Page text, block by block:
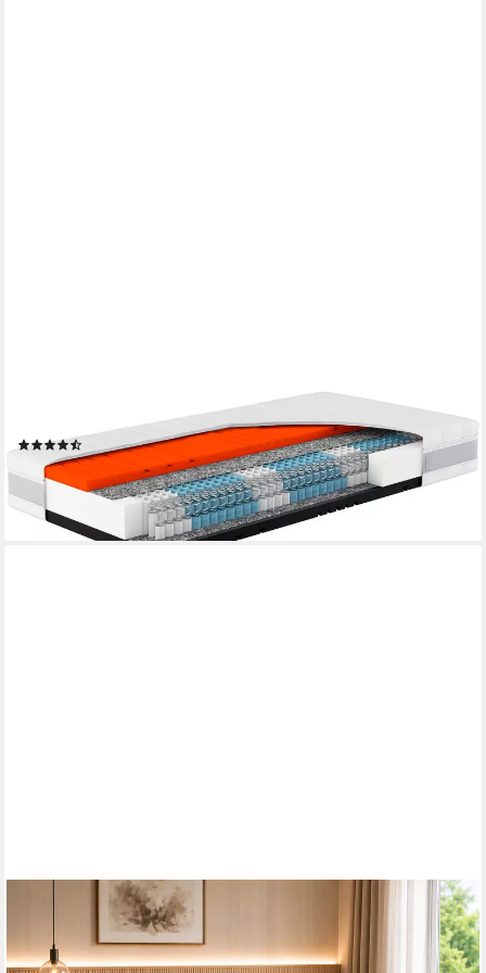
mit 2 Härtegraden, 24 cm hoch, (1-tlg), in 90 x 200 cm und
vielen weiteren Größen erhältlich
(51)
ab 190,97 € 399,00 €
lieferbar - in 6-8 Werktagen bei dir
MATRATZEN PERFEKT
Taschenfederkernmatratze KÖLN, mit 7 ergonomische
Liegezonen im Federkern, BELASTBAR BIS 160 KG, 20 cm